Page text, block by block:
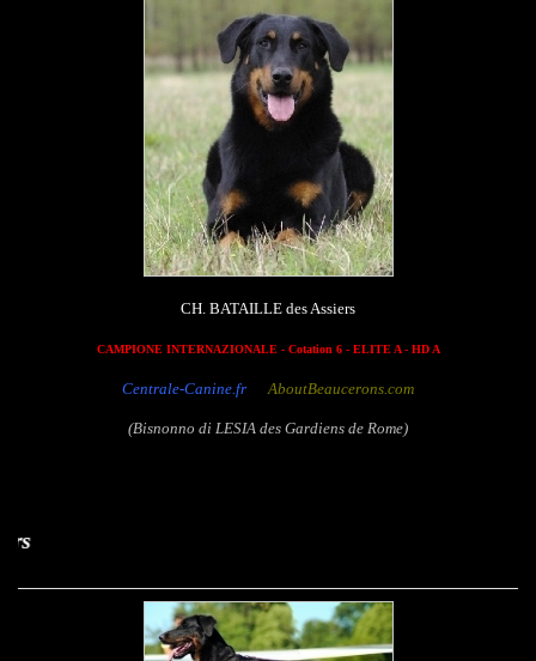
CH. BATAILLE des Assiers
CAMPIONE INTERNAZIONALE - Cotation 6 - ELITE A - HD A
Centrale-Canine.fr AboutBeaucerons.com
(Bisnonno di LESIA des Gardiens de Rome)